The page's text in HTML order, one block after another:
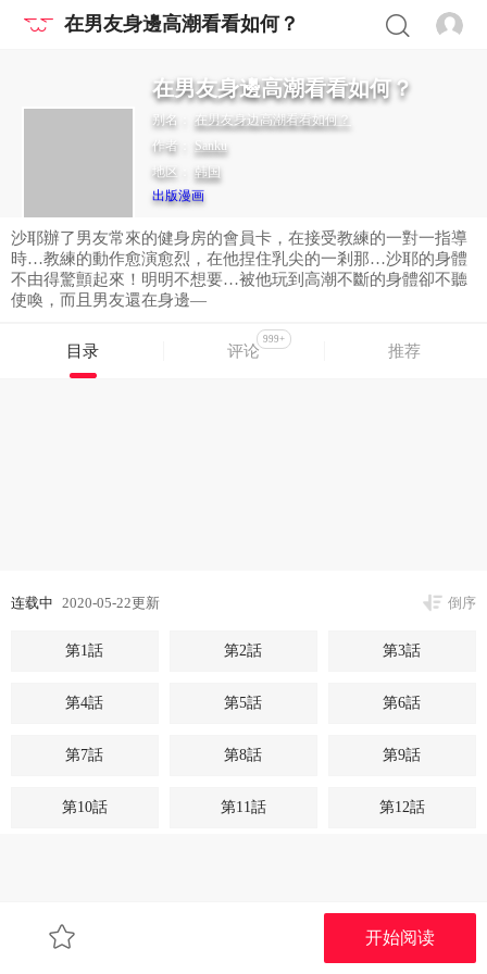
在男友身邊高潮看看如何？
在男友身邊高潮看看如何？
别名： 在男友身边高潮看看如何？
作者： Sanku
地区： 韩国
出版漫画
沙耶辦了男友常來的健身房的會員卡，在接受教練的一對一指導
時…教練的動作愈演愈烈，在他捏住乳尖的一剎那…沙耶的身體
不由得驚顫起來！明明不想要…被他玩到高潮不斷的身體卻不聽
使喚，而且男友還在身邊—
目录 评论
999+
推荐
连载中 2020-05-22更新 倒序
第1話 第2話 第3話
第4話 第5話 第6話
第7話 第8話 第9話
第10話 第11話 第12話
开始阅读